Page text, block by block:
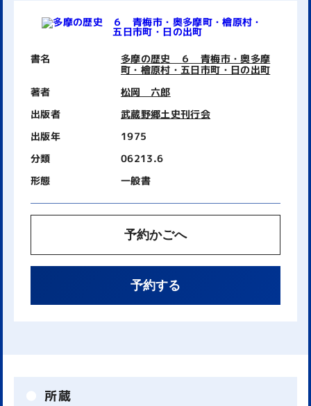
書名
多摩の歴史 ６ 青梅市・奥多摩
町・檜原村・五日市町・日の出町
著者
松岡 六郎
出版者
武蔵野郷土史刊行会
出版年
1975
分類
06213.6
形態
一般書
予約かごへ
予約する
所蔵